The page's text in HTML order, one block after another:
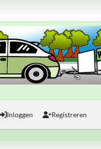
Inloggen Registreren